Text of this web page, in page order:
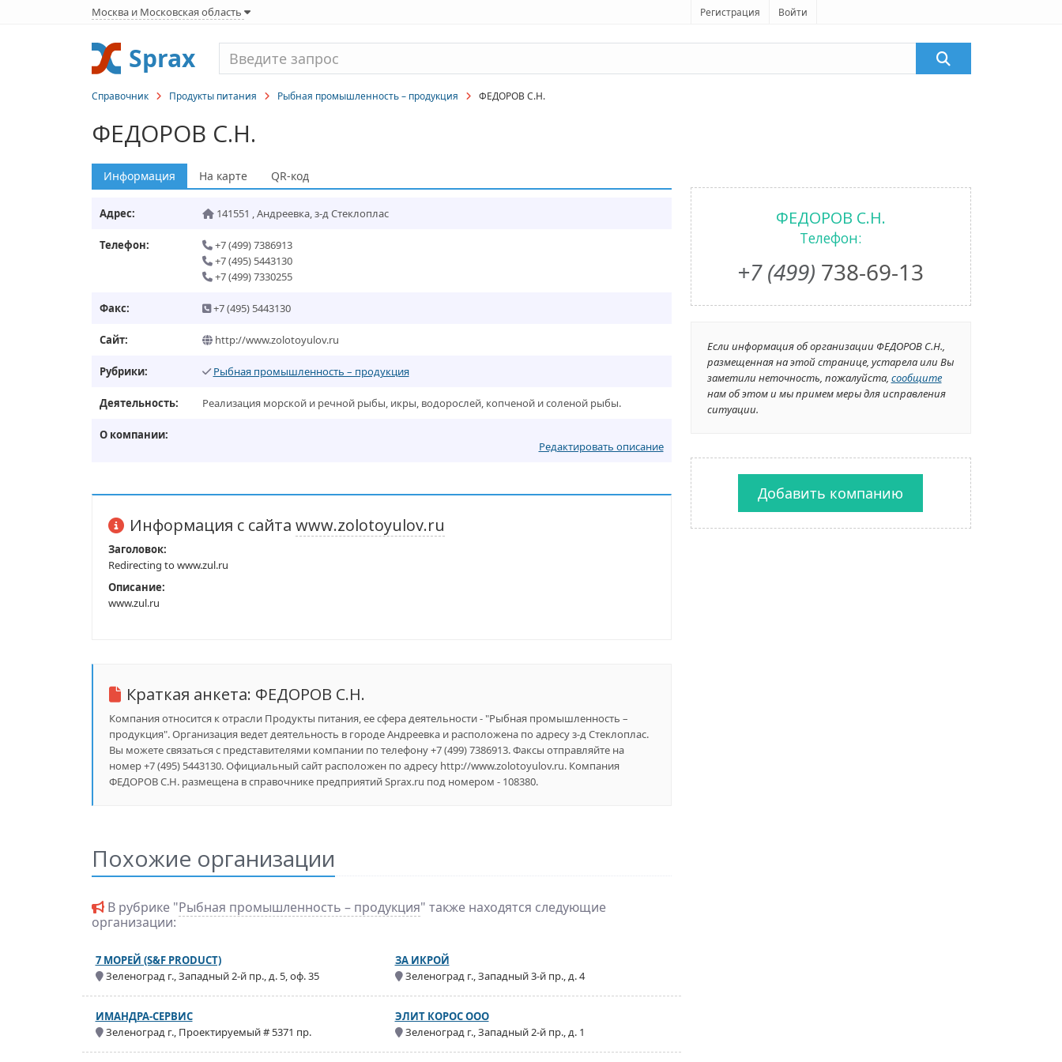
Москва и Московская область Регистрация Войти
Sprax
Справочник Продукты питания Рыбная промышленность – продукция ФЕДОРОВ С.Н.
ФЕДОРОВ С.Н.
Информация На карте QR-код
Адрес: 141551 ,Андреевка,з-д Стеклоплас
Телефон:
+7 (499) 7386913
+7 (495) 5443130
+7 (499) 7330255
Факс: +7 (495) 5443130
Сайт: http://www.zolotoyulov.ru
Рубрики: Рыбная промышленность – продукция
Деятельность: Реализация морской и речной рыбы, икры, водорослей, копченой и соленой рыбы.
О компании:
Редактировать описание
Информация с сайта www.zolotoyulov.ru
Заголовок:
Redirecting to www.zul.ru
Описание:
www.zul.ru
Краткая анкета: ФЕДОРОВ С.Н.
Компания относится к отрасли Продукты питания, ее сфера деятельности - "Рыбная промышленность –
продукция". Организация ведет деятельность в городе Андреевка и расположена по адресу з-д Стеклоплас.
Вы можете связаться с представителями компании по телефону +7 (499) 7386913. Факсы отправляйте на
номер +7 (495) 5443130. Официальный сайт расположен по адресу http://www.zolotoyulov.ru. Компания
ФЕДОРОВ С.Н. размещена в справочнике предприятий Sprax.ru под номером - 108380.
Похожие организации
В рубрике "Рыбная промышленность – продукция" также находятся следующие
организации:
7 МОРЕЙ (S&F PRODUCT)
Зеленоград г., Западный 2-й пр., д. 5, оф. 35
ЗА ИКРОЙ
Зеленоград г., Западный 3-й пр., д. 4
ИМАНДРА-СЕРВИС
Зеленоград г., Проектируемый # 5371 пр.
ЭЛИТ КОРОС ООО
Зеленоград г., Западный 2-й пр., д. 1
ФЕДОРОВ С.Н.
Телефон:
+7 (499) 738-69-13
Если информация об организации ФЕДОРОВ С.Н.,
размещенная на этой странице, устарела или Вы
заметили неточность, пожалуйста, сообщите
нам об этом и мы примем меры для исправления
ситуации.
Добавить компанию